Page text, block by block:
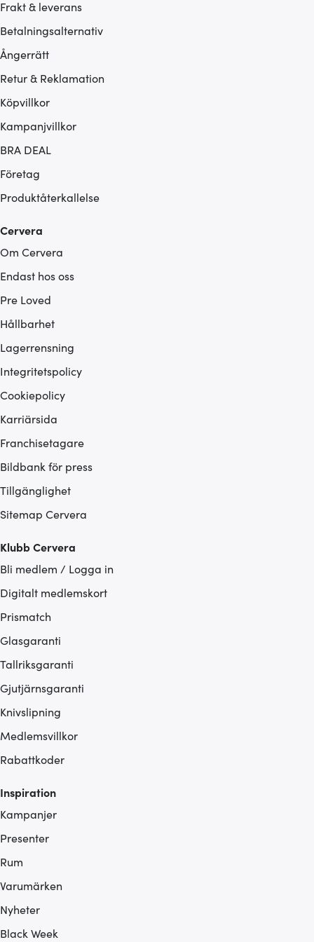
Frakt & leverans
Betalningsalternativ
Ångerrätt
Retur & Reklamation
Köpvillkor
Kampanjvillkor
BRA DEAL
Företag
Produktåterkallelse
Cervera
Om Cervera
Endast hos oss
Pre Loved
Hållbarhet
Lagerrensning
Integritetspolicy
Cookiepolicy
Karriärsida
Franchisetagare
Bildbank för press
Tillgänglighet
Sitemap Cervera
Klubb Cervera
Bli medlem / Logga in
Digitalt medlemskort
Prismatch
Glasgaranti
Tallriksgaranti
Gjutjärnsgaranti
Knivslipning
Medlemsvillkor
Rabattkoder
Inspiration
Kampanjer
Presenter
Rum
Varumärken
Nyheter
Black Week